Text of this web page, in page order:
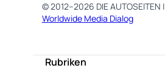
© 2012–2026 DIE AUTOSEITEN |
Worldwide Media Dialog
Rubriken